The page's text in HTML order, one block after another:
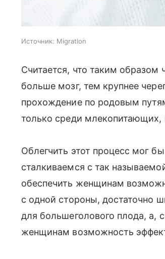
Источник: Migration
Считается, что таким образом
больше мозг, тем крупнее
прохождение по родовым
только среди млекопитающих,
Облегчить этот процесс мог
сталкиваемся с так
обеспечить женщинам
с одной стороны, достаточно
для большеголового плода, а,
женщинам возможность